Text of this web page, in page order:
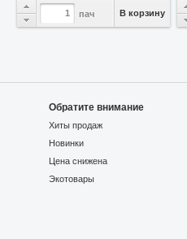
пач В корзину
Обратите внимание
Хиты продаж
Новинки
Цена снижена
Экотовары